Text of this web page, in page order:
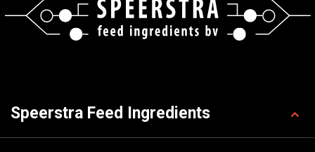
Speerstra Feed Ingredients